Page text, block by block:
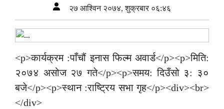
२७ आश्विन २०७४, शुक्रबार ०६:४६
<p>कार्यक्रम :पाँचौं इनास फिल्म अवार्ड</p><p>मिति:
२०७४ असोज २७ गते</p><p>समय: दिउँसो ३: ३०
बजे</p><p>स्थान :राष्ट्रिय सभा गृह</p><div><br>
</div>